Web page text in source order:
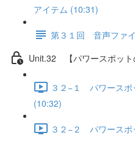
アイテム (10:31)
第３１回 音声ファ
Unit.32 【パワースポット
３２−１ パワースポ
(10:32)
３２−２ パワースポ